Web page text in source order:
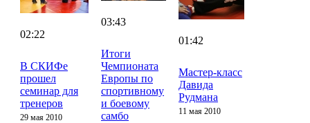
02:22
В СКИФе
прошел
семинар для
тренеров
29 мая 2010
03:43
Итоги
Чемпионата
Европы по
спортивному
и боевому
самбо
01:42
Мастер-класс
Давида
Рудмана
11 мая 2010